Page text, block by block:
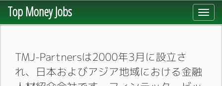
Top Money Jobs
TMJ-Partnersは2000年3月に設立さ
れ、日本およびアジア地域における金融